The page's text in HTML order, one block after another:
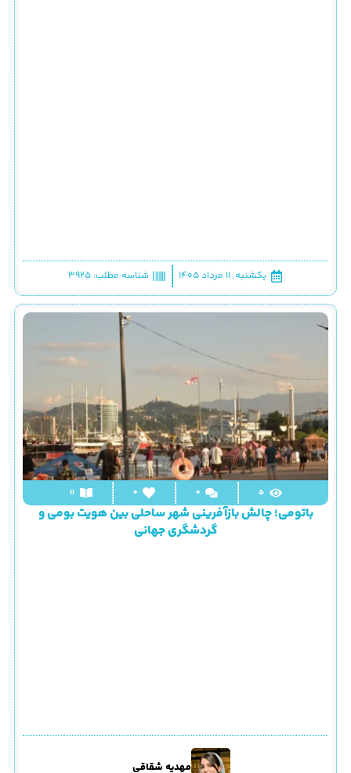
یکشنبه, ۱۱ مرداد ۱۴۰۵ شناسه مطلب: 3925
5
0
0
11
باتومی؛ چالش بازآفرینی شهر ساحلی بین هویت بومی و
گردشگری جهانی
مهدیه شقاقی